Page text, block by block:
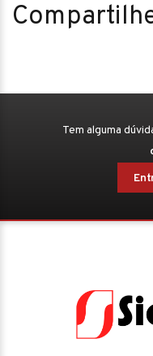
Tem alguma